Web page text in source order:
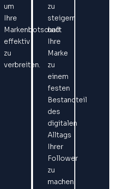
um
Ihre
Markenbotschaft
effektiv
zu
verbreiten.
zu
steigern
und
Ihre
Marke
zu
einem
festen
Bestandteil
des
digitalen
Alltags
Ihrer
Follower
zu
machen.